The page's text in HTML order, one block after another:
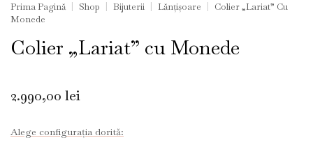
Prima Pagină Shop Bijuterii Lănțișoare
Colier „Lariat” Cu
Monede
Colier „Lariat” cu Monede
2.990,00 lei
Alege configurația dorită: